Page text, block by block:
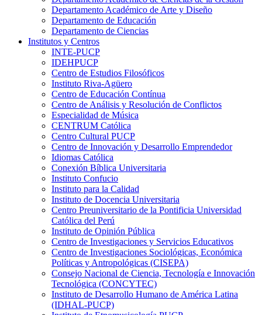
Departamento Académico de Arte y Diseño
Departamento de Educación
Departamento de Ciencias
Institutos y Centros
INTE-PUCP
IDEHPUCP
Centro de Estudios Filosóficos
Instituto Riva-Agüero
Centro de Educación Contínua
Centro de Análisis y Resolución de Conflictos
Especialidad de Música
CENTRUM Católica
Centro Cultural PUCP
Centro de Innovación y Desarrollo Emprendedor
Idiomas Católica
Conexión Bíblica Universitaria
Instituto Confucio
Instituto para la Calidad
Instituto de Docencia Universitaria
Centro Preuniversitario de la Pontificia Universidad
Católica del Perú
Instituto de Opinión Pública
Centro de Investigaciones y Servicios Educativos
Centro de Investigaciones Sociológicas, Económica
Políticas y Antropológicas (CISEPA)
Consejo Nacional de Ciencia, Tecnología e Innovación
Tecnológica (CONCYTEC)
Instituto de Desarrollo Humano de América Latina
(IDHAL-PUCP)